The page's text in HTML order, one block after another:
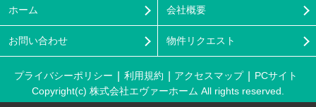
ホーム 会社概要
お問い合わせ 物件リクエスト
プライバシーポリシー 利用規約 アクセスマップ
PCサイト
Copyright(c) 株式会社エヴァーホーム All rights reserved.